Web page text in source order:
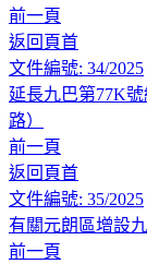
前一頁
返回頁首
文件編號: 34/2025
延長九巴第77K
路）
前一頁
返回頁首
文件編號: 35/2025
有關元朗區增設
前一頁